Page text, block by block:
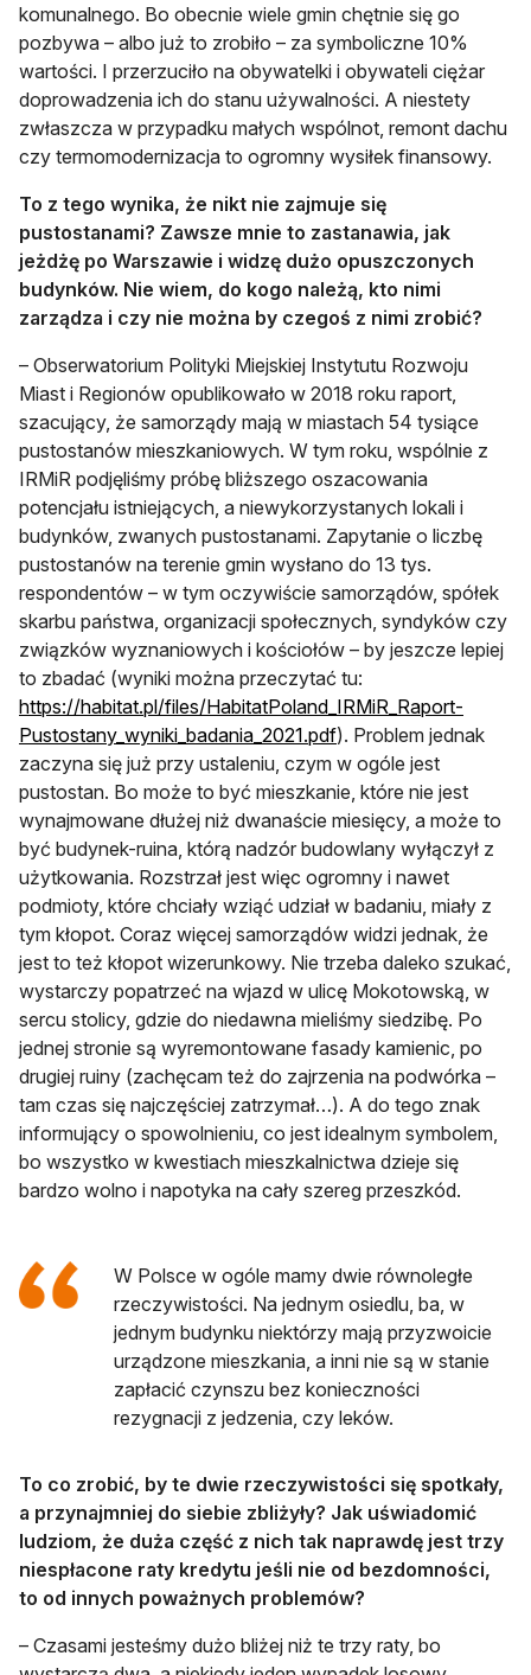
komunalnego. Bo obecnie wiele gmin chętnie się go
pozbywa – albo już to zrobiło – za symboliczne 10%
wartości. I przerzuciło na obywatelki i obywateli ciężar
doprowadzenia ich do stanu używalności. A niestety
zwłaszcza w przypadku małych wspólnot, remont dachu
czy termomodernizacja to ogromny wysiłek finansowy.
To z tego wynika, że nikt nie zajmuje się
pustostanami? Zawsze mnie to zastanawia, jak
jeżdżę po Warszawie i widzę dużo opuszczonych
budynków. Nie wiem, do kogo należą, kto nimi
zarządza i czy nie można by czegoś z nimi zrobić?
– Obserwatorium Polityki Miejskiej Instytutu Rozwoju
Miast i Regionów opublikowało w 2018 roku raport,
szacujący, że samorządy mają w miastach 54 tysiące
pustostanów mieszkaniowych. W tym roku, wspólnie z
IRMiR podjęliśmy próbę bliższego oszacowania
potencjału istniejących, a niewykorzystanych lokali i
budynków, zwanych pustostanami. Zapytanie o liczbę
pustostanów na terenie gmin wysłano do 13 tys.
respondentów – w tym oczywiście samorządów, spółek
skarbu państwa, organizacji społecznych, syndyków czy
związków wyznaniowych i kościołów – by jeszcze lepiej
to zbadać (wyniki można przeczytać tu:
https://habitat.pl/files/HabitatPoland_IRMiR_Raport-
Pustostany_wyniki_badania_2021.pdfotwiera się w nowej
). Problem jednak
zaczyna się już przy ustaleniu, czym w ogóle jest
pustostan. Bo może to być mieszkanie, które nie jest
wynajmowane dłużej niż dwanaście miesięcy, a może to
być budynek-ruina, którą nadzór budowlany wyłączył z
użytkowania. Rozstrzał jest więc ogromny i nawet
podmioty, które chciały wziąć udział w badaniu, miały z
tym kłopot. Coraz więcej samorządów widzi jednak, że
jest to też kłopot wizerunkowy. Nie trzeba daleko szukać,
wystarczy popatrzeć na wjazd w ulicę Mokotowską, w
sercu stolicy, gdzie do niedawna mieliśmy siedzibę. Po
jednej stronie są wyremontowane fasady kamienic, po
drugiej ruiny (zachęcam też do zajrzenia na podwórka –
tam czas się najczęściej zatrzymał…). A do tego znak
informujący o spowolnieniu, co jest idealnym symbolem,
bo wszystko w kwestiach mieszkalnictwa dzieje się
bardzo wolno i napotyka na cały szereg przeszkód.
W Polsce w ogóle mamy dwie równoległe
rzeczywistości. Na jednym osiedlu, ba, w
jednym budynku niektórzy mają przyzwoicie
urządzone mieszkania, a inni nie są w stanie
zapłacić czynszu bez konieczności
rezygnacji z jedzenia, czy leków.
To co zrobić, by te dwie rzeczywistości się spotkały,
a przynajmniej do siebie zbliżyły? Jak uświadomić
ludziom, że duża część z nich tak naprawdę jest trzy
niespłacone raty kredytu jeśli nie od bezdomności,
to od innych poważnych problemów?
– Czasami jesteśmy dużo bliżej niż te trzy raty, bo